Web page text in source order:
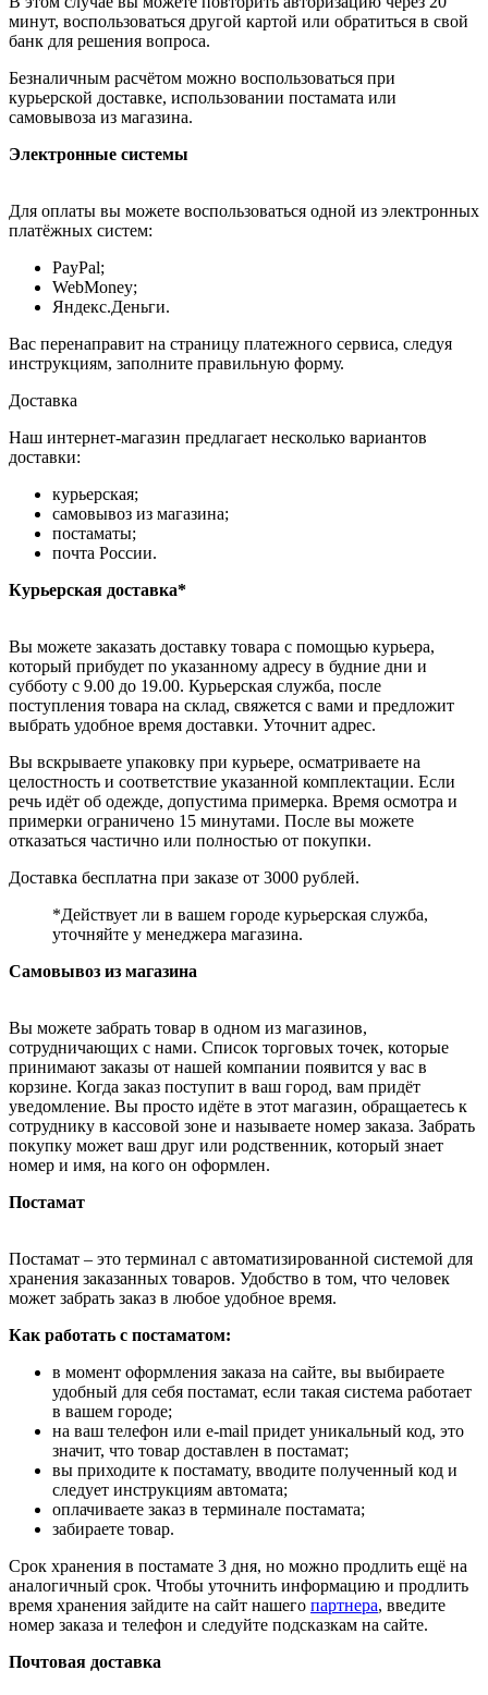
минут, воспользоваться другой картой или обратиться в свой
банк для решения вопроса.
Безналичным расчётом можно воспользоваться при
курьерской доставке, использовании постамата или
самовывоза из магазина.
Электронные системы
Для оплаты вы можете воспользоваться одной из электронных
платёжных систем:
PayPal;
WebMoney;
Яндекс.Деньги.
Вас перенаправит на страницу платежного сервиса, следуя
инструкциям, заполните правильную форму.
Доставка
Наш интернет-магазин предлагает несколько вариантов
доставки:
курьерская;
самовывоз из магазина;
постаматы;
почта России.
Курьерская доставка*
Вы можете заказать доставку товара с помощью курьера,
который прибудет по указанному адресу в будние дни и
субботу с 9.00 до 19.00. Курьерская служба, после
поступления товара на склад, свяжется с вами и предложит
выбрать удобное время доставки. Уточнит адрес.
Вы вскрываете упаковку при курьере, осматриваете на
целостность и соответствие указанной комплектации. Если
речь идёт об одежде, допустима примерка. Время осмотра и
примерки ограничено 15 минутами. После вы можете
отказаться частично или полностью от покупки.
Доставка бесплатна при заказе от 3000 рублей.
*Действует ли в вашем городе курьерская служба,
уточняйте у менеджера магазина.
Самовывоз из магазина
Вы можете забрать товар в одном из магазинов,
сотрудничающих с нами. Список торговых точек, которые
принимают заказы от нашей компании появится у вас в
корзине. Когда заказ поступит в ваш город, вам придёт
уведомление. Вы просто идёте в этот магазин, обращаетесь к
сотруднику в кассовой зоне и называете номер заказа. Забрать
покупку может ваш друг или родственник, который знает
номер и имя, на кого он оформлен.
Постамат
Постамат – это терминал с автоматизированной системой для
хранения заказанных товаров. Удобство в том, что человек
может забрать заказ в любое удобное время.
Как работать с постаматом:
в момент оформления заказа на сайте, вы выбираете
удобный для себя постамат, если такая система работает
в вашем городе;
на ваш телефон или e-mail придет уникальный код, это
значит, что товар доставлен в постамат;
вы приходите к постамату, вводите полученный код и
следует инструкциям автомата;
оплачиваете заказ в терминале постамата;
забираете товар.
Срок хранения в постамате 3 дня, но можно продлить ещё на
аналогичный срок. Чтобы уточнить информацию и продлить
время хранения зайдите на сайт нашего партнера, введите
номер заказа и телефон и следуйте подсказкам на сайте.
Почтовая доставка